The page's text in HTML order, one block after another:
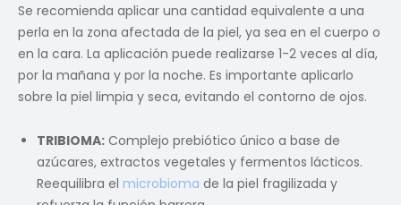
Se recomienda aplicar una cantidad equivalente a una
perla en la zona afectada de la piel, ya sea en el cuerpo o
en la cara. La aplicación puede realizarse 1-2 veces al día,
por la mañana y por la noche. Es importante aplicarlo
sobre la piel limpia y seca, evitando el contorno de ojos.
TRIBIOMA: Complejo prebiótico único a base de
azúcares, extractos vegetales y fermentos lácticos.
Reequilibra el microbioma de la piel fragilizada y